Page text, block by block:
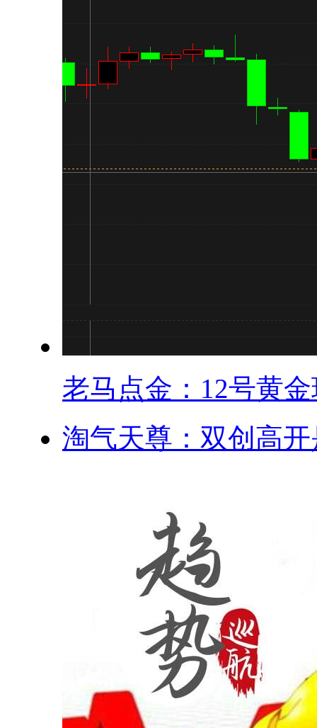
老马点金：12号黄金
淘气天尊：双创高